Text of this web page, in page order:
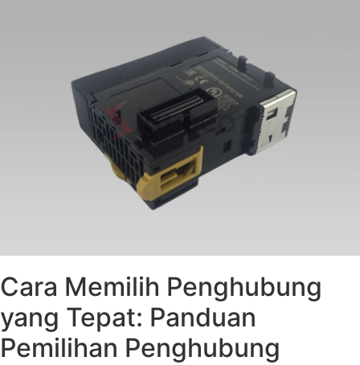
Cara Memilih Penghubung
yang Tepat: Panduan
Pemilihan Penghubung